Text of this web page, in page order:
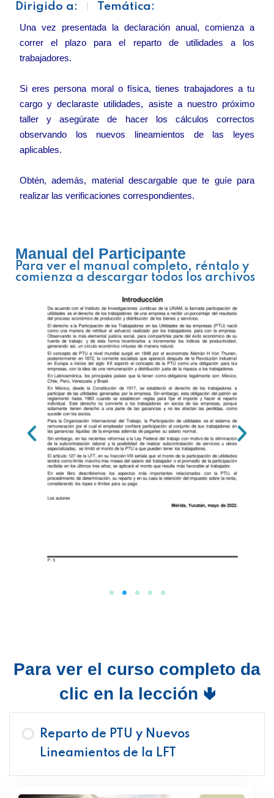
Dirigido a:
Temática:
Una vez presentada la declaración anual, comienza a
correr el plazo para el reparto de utilidades a los
trabajadores.
Si eres persona moral o física, tienes trabajadores a tu
cargo y declaraste utilidades, asiste a nuestro próximo
taller y asegúrate de hacer los cálculos correctos
observando los nuevos lineamientos de las leyes
aplicables.
Obtén, además, material descargable que te guíe para
realizar las verificaciones correspondientes.
Manual del Participante
Para ver el manual completo, réntalo y
comienza a descargar todos los archivos
Para ver el curso completo da
clic en la lección 🢃
Reparto de PTU y Nuevos
Lineamientos de la LFT